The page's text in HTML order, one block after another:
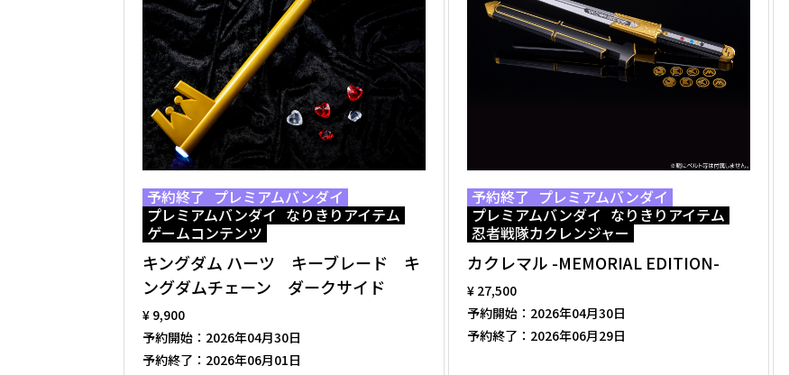
予約終了 プレミアムバンダイ
プレミアムバンダイ なりきりアイテム
ゲームコンテンツ
キングダム ハーツ キーブレード キ
ングダムチェーン ダークサイド
¥ 9,900
予約開始： 2026年04月30日
予約終了： 2026年06月01日
予約終了 プレミアムバンダイ
プレミアムバンダイ なりきりアイテム
忍者戦隊カクレンジャー
カクレマル -MEMORIAL EDITION-
¥ 27,500
予約開始： 2026年04月30日
予約終了： 2026年06月29日